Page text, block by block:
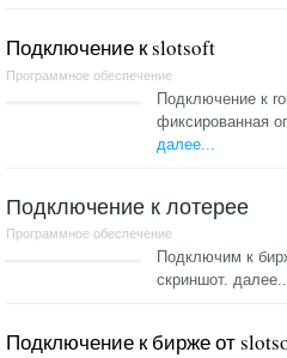
Подключение к slotsoft
Программное обеспечение
Подключение к
фиксированная
далее...
Подключение к лотерее
Программное обеспечение
Подключим к
скриншот.
Подключение к бирже от